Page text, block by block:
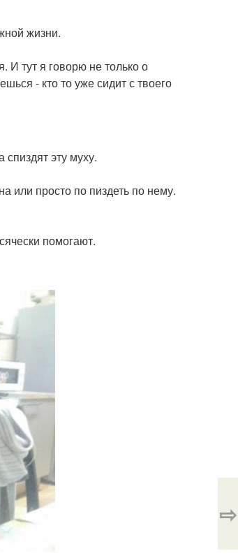
жизни.
И тут я говорю не только о
- кто то уже сидит с твоего
спиздят эту муху.
или просто по пиздеть по нему.
помогают.
⇨